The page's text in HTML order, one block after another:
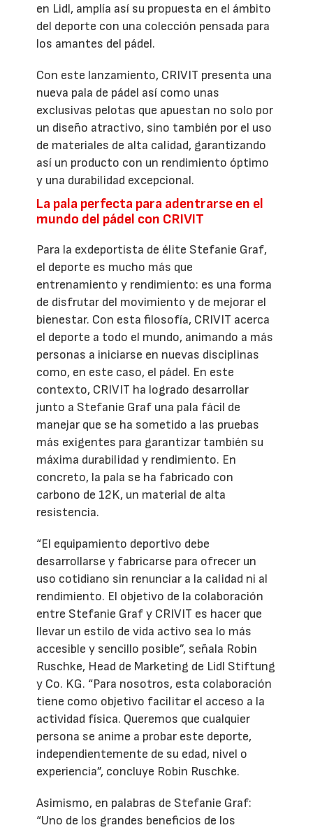
en Lidl, amplía así su propuesta en el ámbito
del deporte con una colección pensada para
los amantes del pádel.
Con este lanzamiento, CRIVIT presenta una
nueva pala de pádel así como unas
exclusivas pelotas que apuestan no solo por
un diseño atractivo, sino también por el uso
de materiales de alta calidad, garantizando
así un producto con un rendimiento óptimo
y una durabilidad excepcional.
La pala perfecta para adentrarse en el
mundo del pádel con CRIVIT
Para la exdeportista de élite Stefanie Graf,
el deporte es mucho más que
entrenamiento y rendimiento: es una forma
de disfrutar del movimiento y de mejorar el
bienestar. Con esta filosofía, CRIVIT acerca
el deporte a todo el mundo, animando a más
personas a iniciarse en nuevas disciplinas
como, en este caso, el pádel. En este
contexto, CRIVIT ha logrado desarrollar
junto a Stefanie Graf una pala fácil de
manejar que se ha sometido a las pruebas
más exigentes para garantizar también su
máxima durabilidad y rendimiento. En
concreto, la pala se ha fabricado con
carbono de 12K, un material de alta
resistencia.
“El equipamiento deportivo debe
desarrollarse y fabricarse para ofrecer un
uso cotidiano sin renunciar a la calidad ni al
rendimiento. El objetivo de la colaboración
entre Stefanie Graf y CRIVIT es hacer que
llevar un estilo de vida activo sea lo más
accesible y sencillo posible”, señala Robin
Ruschke, Head de Marketing de Lidl Stiftung
y Co. KG. “Para nosotros, esta colaboración
tiene como objetivo facilitar el acceso a la
actividad física. Queremos que cualquier
persona se anime a probar este deporte,
independientemente de su edad, nivel o
experiencia”, concluye Robin Ruschke.
Asimismo, en palabras de Stefanie Graf:
“Uno de los grandes beneficios de los